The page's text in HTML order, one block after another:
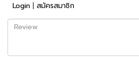
Login | สมัครสมาชิก
Review